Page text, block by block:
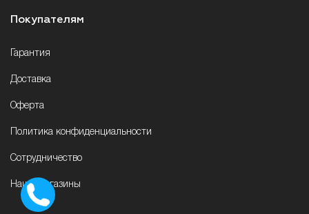
Покупателям
Гарантия
Доставка
Оферта
Политика конфиденциальности
Сотрудничество
Наши магазины